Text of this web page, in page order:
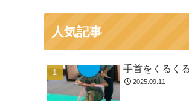
人気記事
手首をくるく
2025.09.11